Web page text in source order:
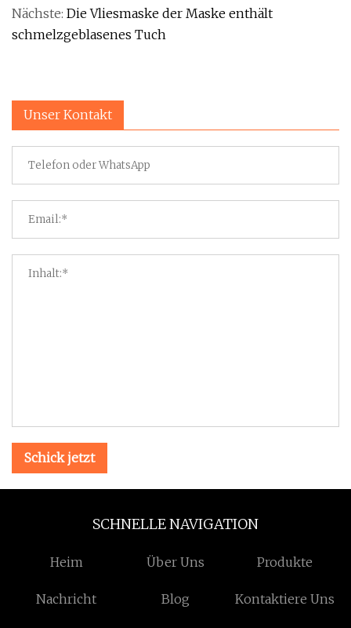
Nächste: Die Vliesmaske der Maske enthält
schmelzgeblasenes Tuch
Unser Kontakt
Schick jetzt
SCHNELLE NAVIGATION
Heim Über Uns Produkte
Nachricht Blog Kontaktiere Uns